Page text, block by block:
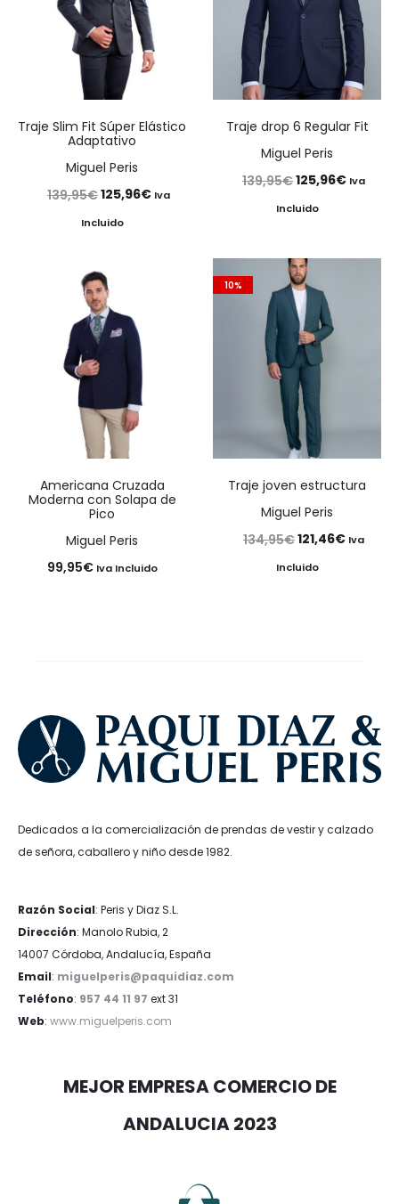
Traje Slim Fit Súper Elástico
Adaptativo
Miguel Peris
139,95€El
precio
era:
139,95€.
125,96€ElIva
Incluido
Traje drop 6 Regular Fit
Miguel Peris
139,95€El
precio
era:
139,95€.
125,96€El
es:
Iva
Incluido
Americana Cruzada
Moderna con Solapa de
Pico
Miguel Peris
99,95€ Iva Incluido
10%
Traje joven estructura
Miguel Peris
134,95€El
precio
121,46€ElIva
Incluido
Dedicados a la comercialización de prendas de vestir y calzado
de señora, caballero y niño desde 1982.
Razón Social: Peris y Diaz S.L.
Dirección: Manolo Rubia, 2
14007 Córdoba, Andalucía, España
Email: miguelperis@paquidiaz.com
Teléfono: 957 44 11 97 ext 31
Web: www.miguelperis.com
MEJOR EMPRESA COMERCIO DE
ANDALUCIA 2023